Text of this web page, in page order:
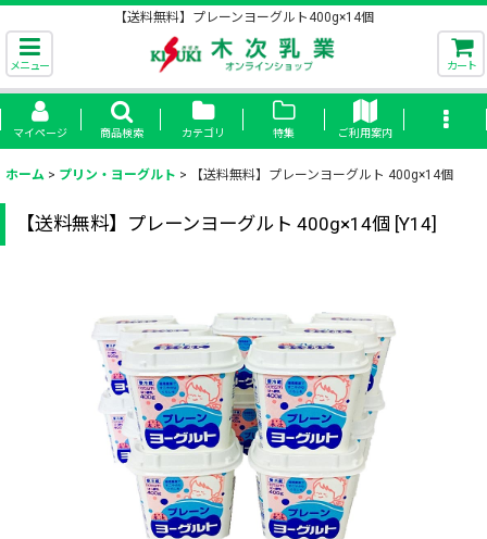
【送料無料】プレーンヨーグルト400g×14個
メニュー カート
マイページ 商品検索 カテゴリ 特集 ご利用案内
ホーム > プリン・ヨーグルト > 【送料無料】プレーンヨーグルト 400g×14個
【送料無料】プレーンヨーグルト 400g×14個 [Y14]